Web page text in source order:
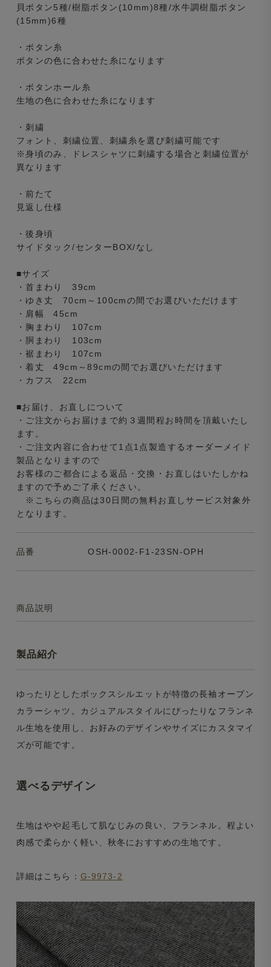
貝ボタン5種/樹脂ボタン(10mm)8種/水牛調樹脂ボタン
(15mm)6種
・ボタン糸
ボタンの色に合わせた糸になります
・ボタンホール糸
生地の色に合わせた糸になります
・刺繍
フォント、刺繍位置、刺繍糸を選び刺繍可能です
※身頃のみ、ドレスシャツに刺繍する場合と刺繍位置が
異なります
・前たて
見返し仕様
・後身頃
サイドタック/センターBOX/なし
■サイズ
・首まわり 39cm
・ゆき丈 70cm～100cmの間でお選びいただけます
・肩幅 45cm
・胸まわり 107cm
・胴まわり 103cm
・裾まわり 107cm
・着丈 49cm～89cmの間でお選びいただけます
・カフス 22cm
■お届け、お直しについて
・ご注文からお届けまで約３週間程お時間を頂戴いたし
ます。
・ご注文内容に合わせて1点1点製造するオーダーメイド
製品となりますので
お客様のご都合による返品・交換・お直しはいたしかね
ますので予めご了承ください。
※こちらの商品は30日間の無料お直しサービス対象外
となります。
品番 OSH-0002-F1-23SN-OPH
商品説明
製品紹介
ゆったりとしたボックスシルエットが特徴の長袖オープン
カラーシャツ。カジュアルスタイルにぴったりなフランネ
ル生地を使用し、お好みのデザインやサイズにカスタマイ
ズが可能です。
選べるデザイン
生地はやや起毛して肌なじみの良い、フランネル。程よい
肉感で柔らかく軽い、秋冬におすすめの生地です。
詳細はこちら： G-9973-2